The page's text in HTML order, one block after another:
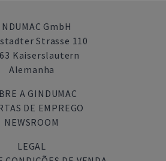
GmbH
Strasse 110
Kaiserslautern
Alemanha
A GINDUMAC
DE EMPREGO
NEWSROOM
LEGAL